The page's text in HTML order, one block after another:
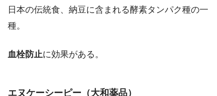
日本の伝統食、納豆に含まれる酵素タンパク種の一
種。
血栓防止に効果がある。
エヌケーシーピー（大和薬品）